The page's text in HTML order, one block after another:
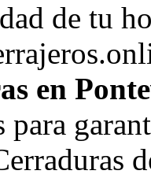
de tu
en
para